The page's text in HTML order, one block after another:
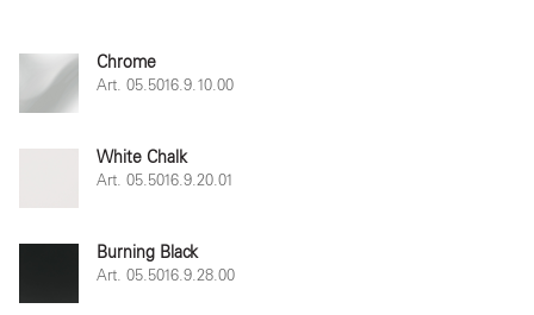
Chrome
Art. 05.5016.9.10.00
White Chalk
Art. 05.5016.9.20.01
Burning Black
Art. 05.5016.9.28.00